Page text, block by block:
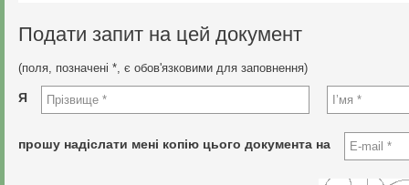
Подати запит на цей документ
(поля, позначені *, є обов'язковими для заповнення)
Я
прошу надіслати мені копію цього документа на